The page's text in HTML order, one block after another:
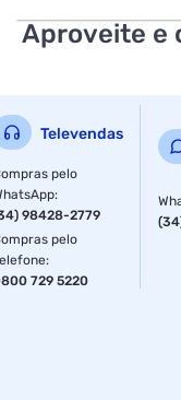
Aproveite e
Televendas
pelo
:
98428-2779
pelo
:
729 5220